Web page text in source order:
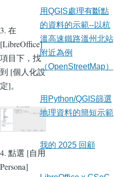
3. 在
[LibreOffice]
項目下，找
到 [個人化設
定]。
4. 點選 [自用
Persona]
用QGIS處理有斷點
的資料的示範--以杭
溫高速鐵路溫州北站
附近為例
（OpenStreetMap）
用Python/QGIS篩選
地理資料的簡短示範
我的 2025 回顧